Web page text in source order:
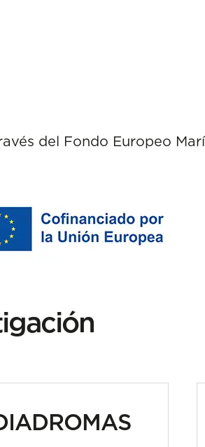
del Fondo Europeo